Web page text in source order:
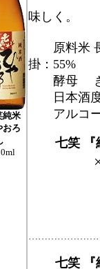
純米
おろ
味しく。
原料米
掛：55%
酵母 きょ
日本酒
アルコー
七笑 『
七笑 『